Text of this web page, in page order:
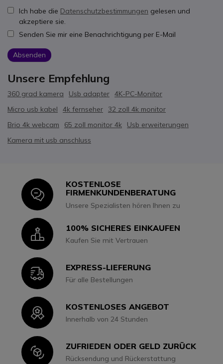
Ich habe die Datenschutzbestimmungen gelesen und
akzeptiere sie.
Senden Sie mir eine Benachrichtigung per E-Mail
Absenden
Unsere Empfehlung
360 grad kamera Usb adapter 4K-PC-Monitor
Micro usb kabel
4k fernseher 32 zoll 4k monitor
Brio 4k webcam
65 zoll monitor 4k
Usb erweiterungen
Kamera mit usb anschluss
Icon
KOSTENLOSE
FIRMENKUNDENBERATUNG
Unsere Spezialisten hören Ihnen zu
Icon100% SICHERES EINKAUFEN
Kaufen Sie mit Vertrauen
IconEXPRESS-LIEFERUNG
Für alle Bestellungen
IconKOSTENLOSES ANGEBOT
Innerhalb von 24 Stunden
IconZUFRIEDEN ODER GELD ZURÜCK
Rücksendung und Rückerstattung